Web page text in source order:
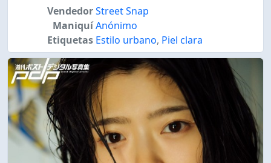
VendedorStreet Snap
ManiquíAnónimo
Etiquetas Estilo urbano, Piel clara